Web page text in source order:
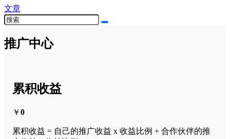
文章
推广中心
累积收益
￥0
累积收益 = 自己的推广收益 x 收益比例 + 合作伙伴的推